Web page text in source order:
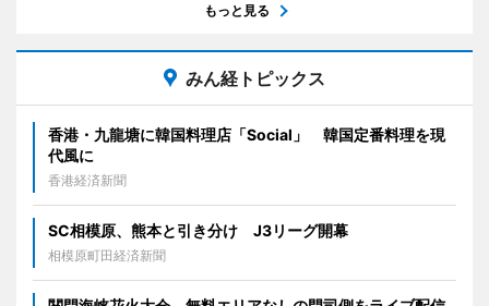
もっと見る
みん経トピックス
香港・九龍塘に韓国料理店「Social」 韓国定番料理を現
代風に
香港経済新聞
SC相模原、熊本と引き分け J3リーグ開幕
相模原町田経済新聞